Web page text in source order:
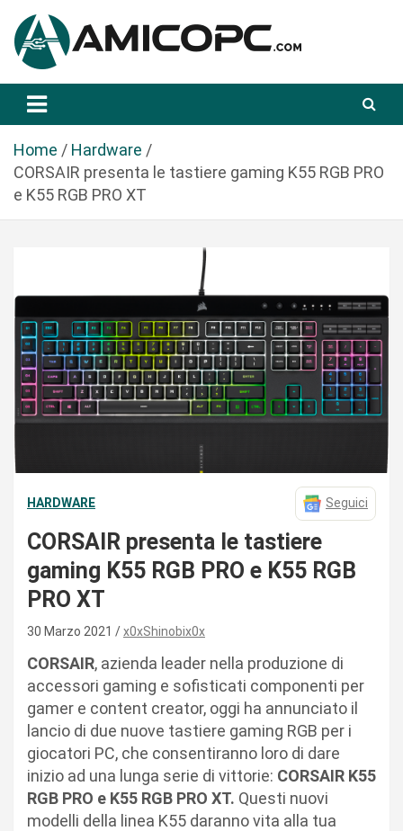
a
Amicopc.com
Home
Hardware
CORSAIR presenta le tastiere gaming K55 RGB PRO
e K55 RGB PRO XT
HARDWARE Seguici
CORSAIR presenta le tastiere
gaming K55 RGB PRO e K55 RGB
PRO XT
30 Marzo 2021 x0xShinobix0x
CORSAIR, azienda leader nella produzione di
accessori gaming e sofisticati componenti per
gamer e content creator, oggi ha annunciato il
lancio di due nuove tastiere gaming RGB per i
giocatori PC, che consentiranno loro di dare
inizio ad una lunga serie di vittorie: CORSAIR K55
RGB PRO e K55 RGB PRO XT. Questi nuovi
modelli della linea K55 daranno vita alla tua